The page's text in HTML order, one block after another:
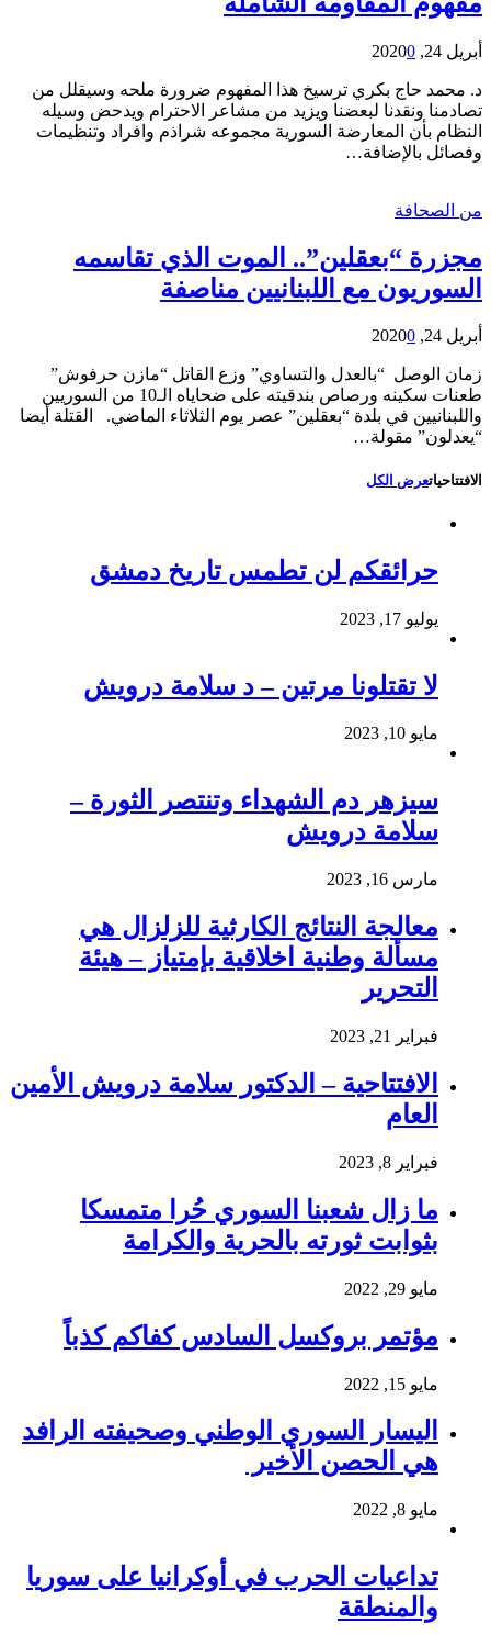
أبريل 24, 2020 0
د. محمد حاج بكري ترسيخ هذا المفهوم ضرورة ملحه وسيقلل من
تصادمنا ونقدنا لبعضنا ويزيد من مشاعر الاحترام ويدحض وسيله
النظام بأن المعارضة السورية مجموعه شراذم وافراد وتنظيمات
وفصائل بالإضافة…
من الصحافة
مجزرة “بعقلين”.. الموت الذي تقاسمه
السوريون مع اللبنانيين مناصفة
أبريل 24, 2020 0
زمان الوصل “بالعدل والتساوي” وزع القاتل “مازن حرفوش”
طعنات سكينه ورصاص بندقيته على ضحاياه الـ10 من السوريين
واللبنانيين في بلدة “بعقلين” عصر يوم الثلاثاء الماضي. القتلة أيضا
“يعدلون” مقولة…
الافتتاحياتعرض الكل
حرائقكم لن تطمس تاريخ دمشق
يوليو 17, 2023
لا تقتلونا مرتين – د سلامة درويش
مايو 10, 2023
سيزهر دم الشهداء وتنتصر الثورة –
سلامة درويش
مارس 16, 2023
معالجة النتائج الكارثية للزلزال هي
مسألة وطنية اخلاقية بإمتياز – هيئة
التحرير
فبراير 21, 2023
الافتتاحية – الدكتور سلامة درويش الأمين
العام
فبراير 8, 2023
ما زال شعبنا السوري حُرا متمسكا
بثوابت ثورته بالحرية والكرامة
مايو 29, 2022
مؤتمر بروكسل السادس كفاكم كذباً
مايو 15, 2022
اليسار السوري الوطني وصحيفته الرافد
هي الحصن الأخير
مايو 8, 2022
تداعيات الحرب في أوكرانيا على سوريا
والمنطقة